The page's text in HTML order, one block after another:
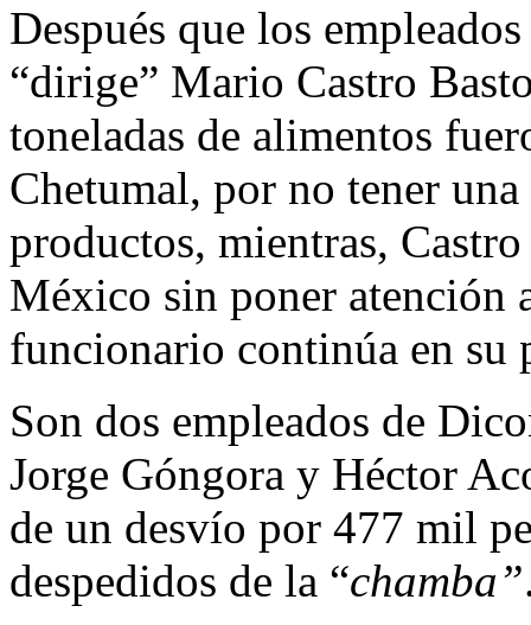
Después que los
“dirige” Mario Castro
toneladas de alimentos
Chetumal, por no tener
productos, mientras,
México sin poner atención
funcionario continúa en su
Son dos empleados de
Jorge Góngora y Héctor
de un desvío por 477 mil
despedidos de la “chamba”